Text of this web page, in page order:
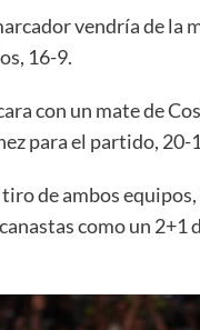
vendría de la
16-9.
con un mate de
para el partido, 20-
de ambos
como un